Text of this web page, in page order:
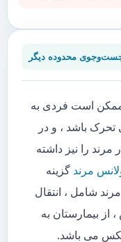
محدوده دیگر
است فردی به
باشد ، و در
را نیز داشته
مرند گزینه
شامل ، انتقال
از بیمارستان به
می باشد.